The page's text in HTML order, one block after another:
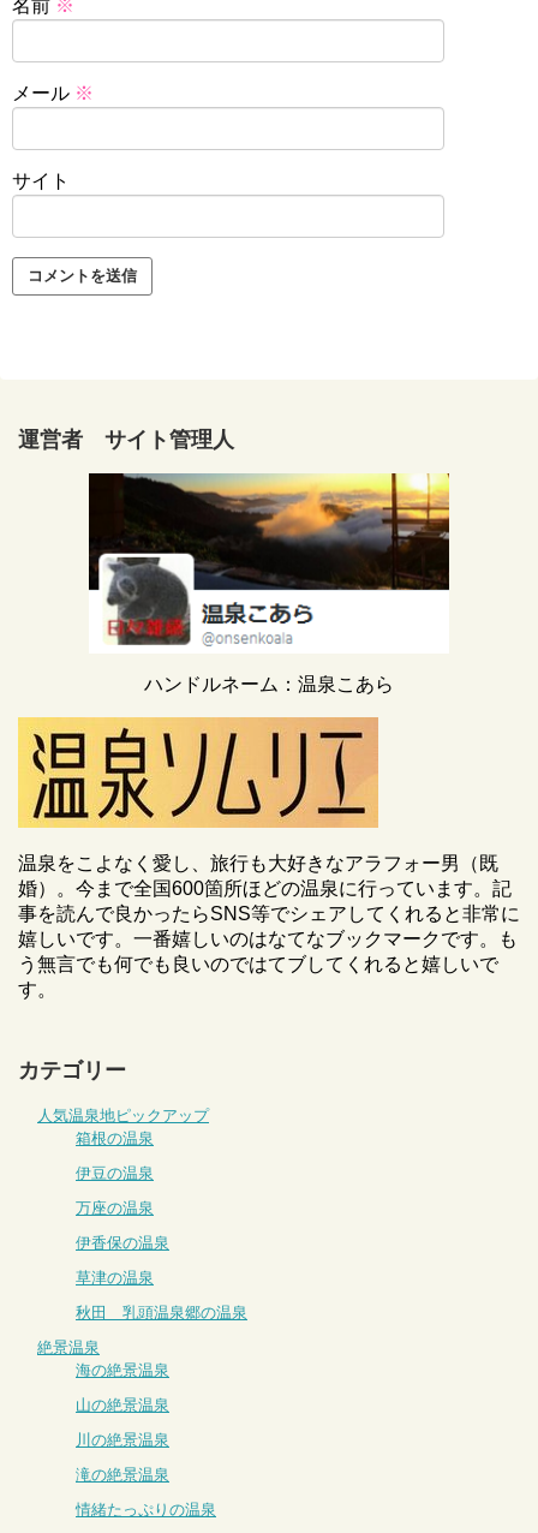
名前 ※
メール ※
サイト
運営者 サイト管理人
ハンドルネーム：温泉こあら
温泉をこよなく愛し、旅行も大好きなアラフォー男（既
婚）。今まで全国600箇所ほどの温泉に行っています。記
事を読んで良かったらSNS等でシェアしてくれると非常に
嬉しいです。一番嬉しいのはなてなブックマークです。も
う無言でも何でも良いのではてブしてくれると嬉しいで
す。
カテゴリー
人気温泉地ピックアップ
箱根の温泉
伊豆の温泉
万座の温泉
伊香保の温泉
草津の温泉
秋田 乳頭温泉郷の温泉
絶景温泉
海の絶景温泉
山の絶景温泉
川の絶景温泉
滝の絶景温泉
情緒たっぷりの温泉